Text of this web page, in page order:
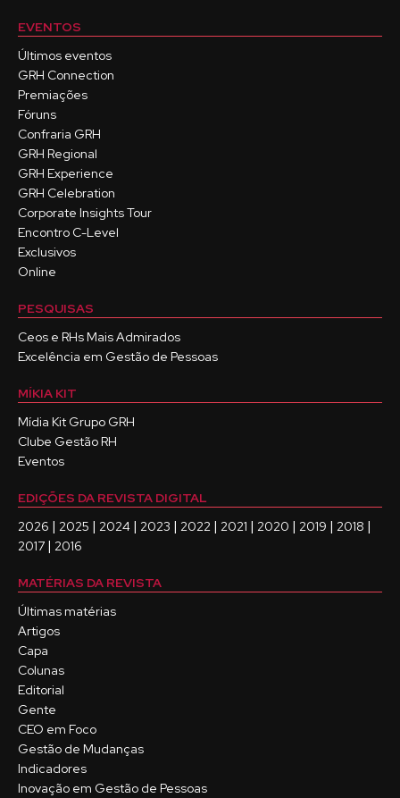
EVENTOS
Últimos eventos
GRH Connection
Premiações
Fóruns
Confraria GRH
GRH Regional
GRH Experience
GRH Celebration
Corporate Insights Tour
Encontro C-Level
Exclusivos
Online
PESQUISAS
Ceos e RHs Mais Admirados
Excelência em Gestão de Pessoas
MÍKIA KIT
Mídia Kit Grupo GRH
Clube Gestão RH
Eventos
EDIÇÕES DA REVISTA DIGITAL
2026 | 2025 | 2024 | 2023 | 2022 | 2021 | 2020 | 2019 | 2018 |
2017 | 2016
MATÉRIAS DA REVISTA
Últimas matérias
Artigos
Capa
Colunas
Editorial
Gente
CEO em Foco
Gestão de Mudanças
Indicadores
Inovação em Gestão de Pessoas